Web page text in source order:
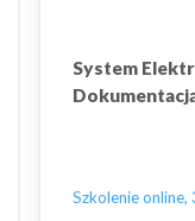
System
Szkolenie